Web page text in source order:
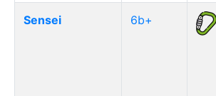
Sensei 6b+